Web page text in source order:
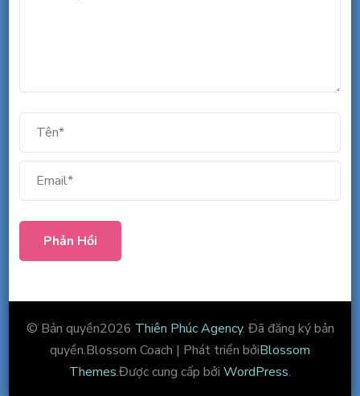
© Bản quyền2026 Thiên Phúc Agency. Đã đăng ký bản
quyền.Blossom Coach | Phát triển bởiBlossom
Themes.Được cung cấp bởi WordPress.